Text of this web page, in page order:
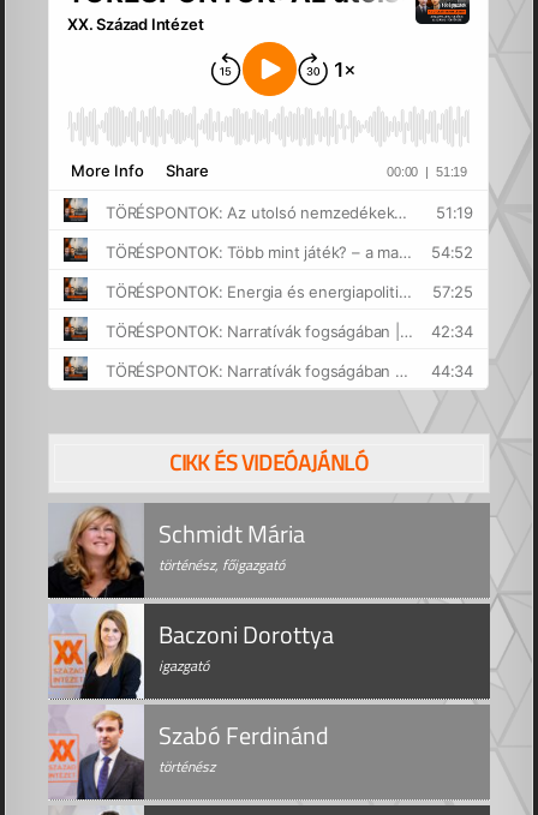
CIKK ÉS VIDEÓAJÁNLÓ
Schmidt Mária
történész, főigazgató
Baczoni Dorottya
igazgató
Szabó Ferdinánd
történész